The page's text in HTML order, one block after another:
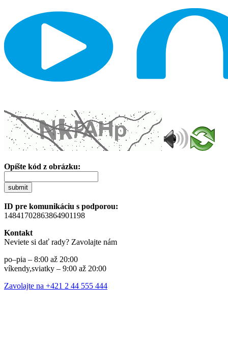
Opíšte kód z obrázku:
submit
ID pre komunikáciu s podporou:
14841702863864901198
Kontakt
Neviete si dať rady? Zavolajte nám
po–pia – 8:00 až 20:00
víkendy,sviatky – 9:00 až 20:00
Zavolajte na +421 2 44 555 444